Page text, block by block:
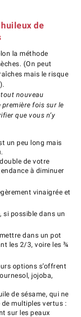
de
la méthode
(On peut
mais le risque
nouveau
première fois sur le
que vous n’y
un peu long mais
de votre
à diminuer
vinaigrée et
si possible dans un
dans un pot
les 2/3, voire les ¾
options s’offrent
jojoba,
de sésame, qui ne
multiples vertus :
sur les peaux